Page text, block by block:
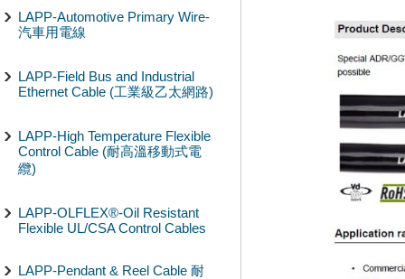
LAPP-Automotive Primary Wire-
汽車用電線
LAPP-Field Bus and Industrial
Ethernet Cable (工業級乙太網路)
LAPP-High Temperature Flexible
Control Cable (耐高溫移動式電
纜)
LAPP-OLFLEX®-Oil Resistant
Flexible UL/CSA Control Cables
LAPP-Pendant & Reel Cable 耐